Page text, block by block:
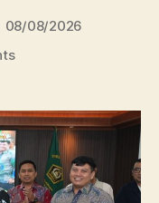
08/08/2026
on
Gas
Targetkan
53
Prodi
Raih